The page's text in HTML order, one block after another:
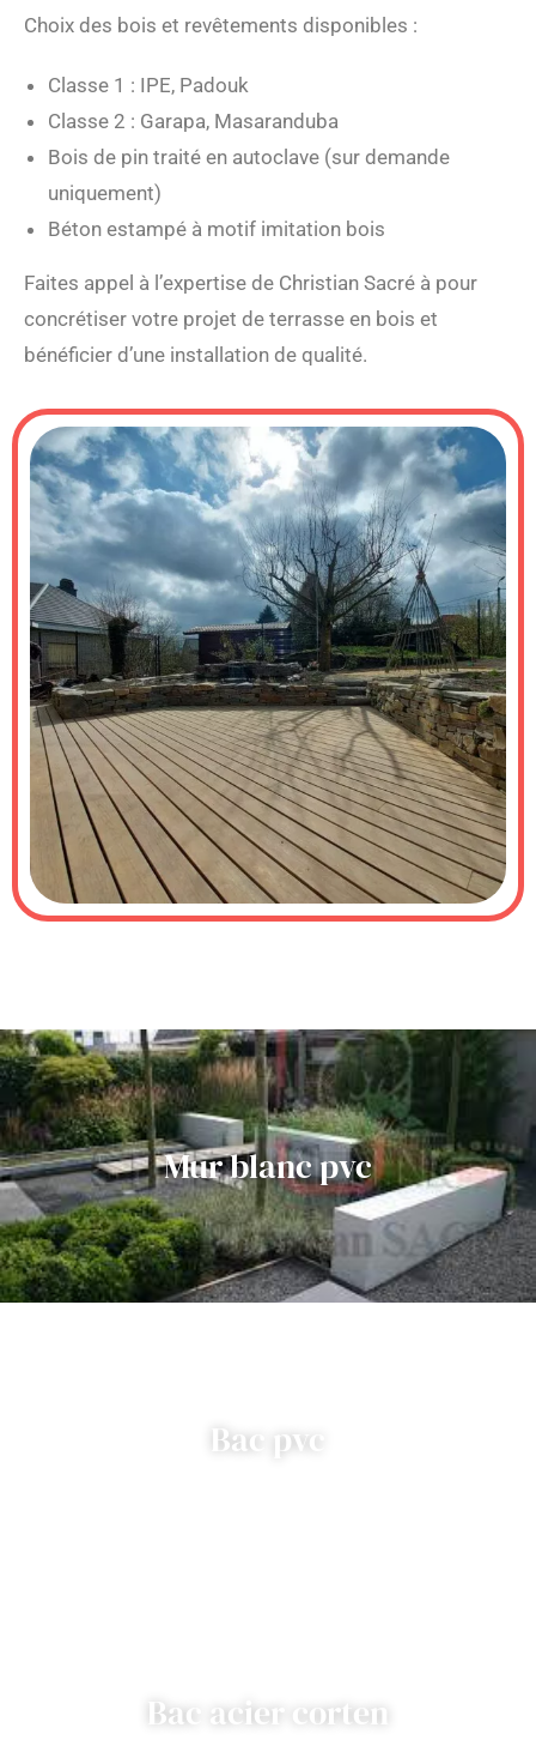
Choix des bois et revêtements disponibles :
Classe 1 : IPE, Padouk
Classe 2 : Garapa, Masaranduba
Bois de pin traité en autoclave (sur demande
uniquement)
Béton estampé à motif imitation bois
Faites appel à l’expertise de Christian Sacré à pour
concrétiser votre projet de terrasse en bois et
bénéficier d’une installation de qualité.
Mur blanc pvc
Bac pvc
Bac acier corten